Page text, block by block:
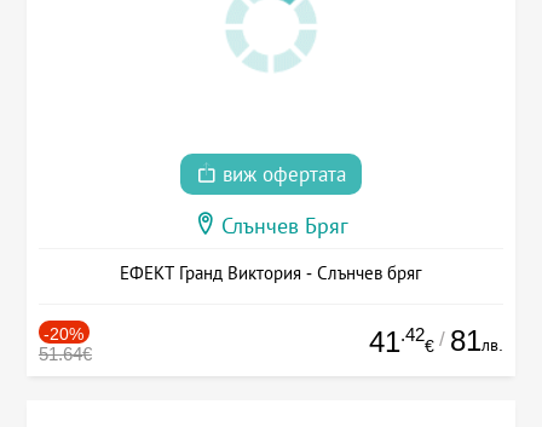
виж офертата
Слънчев Бряг
ЕФЕКТ Гранд Виктория - Слънчев бряг
-20%
51.64€ 41.42
€ / 81лв.